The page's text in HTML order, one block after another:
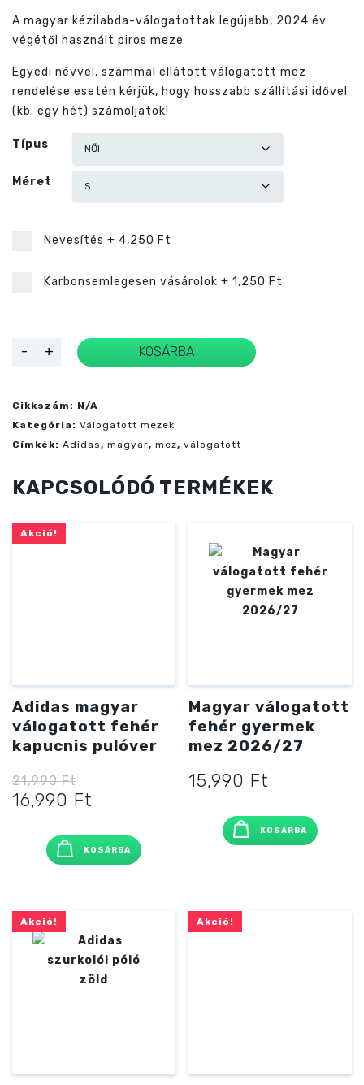
was:
29,990 Ft
is:
A magyar kézilabda-válogatottak legújabb, 2024 év
végétől használt piros meze
Egyedi névvel, számmal ellátott válogatott mez
rendelése esetén kérjük, hogy hosszabb szállítási idővel
(kb. egy hét) számoljatok!
Típus
Méret
Nevesítés + 4,250 Ft
Karbonsemlegesen vásárolok + 1,250 Ft
-
Magyar
válogatott
mennyiség
+ KOSÁRBA
Cikkszám: N/A
Kategória: Válogatott mezek
Címkék: Adidas, magyar, mez, válogatott
KAPCSOLÓDÓ TERMÉKEK
Akció!
Adidas magyar
válogatott fehér
kapucnis pulóver
21,990Ft
Original
was:
21,990 Ft
16,990 Ft
is:
16,990 Ft
KOSÁRBA
Magyar válogatott
fehér gyermek
mez 2026/27
15,990 Ft
KOSÁRBA
Akció! Akció!